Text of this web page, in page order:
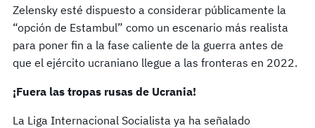
Zelensky esté dispuesto a considerar públicamente la
“opción de Estambul” como un escenario más realista
para poner fin a la fase caliente de la guerra antes de
que el ejército ucraniano llegue a las fronteras en 2022.
¡Fuera las tropas rusas de Ucrania!
La Liga Internacional Socialista ya ha señalado